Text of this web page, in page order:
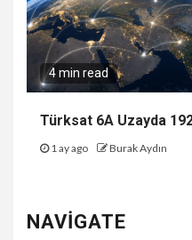
4 min read
Türksat 6A Uzayda
1 ay ago Burak Aydın
NAVIGATE